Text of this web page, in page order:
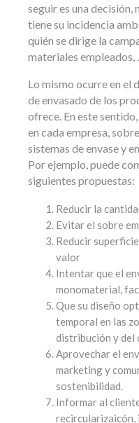
seguir es una decisión,
tiene su incidencia
quién se dirige la
materiales empleados, …
Lo mismo ocurre en el
de envasado de los
ofrece. En este
en cada empresa,
sistemas de envase y
Por ejemplo, puede
siguientes propuestas:
Reducir la
Evitar el sobre
Reducir
valor
Intentar que el
monomaterial,
Que su diseño
temporal en las
distribución y del
Aprovechar el
marketing y
sostenibilidad.
Informar al
recircularizaicón,